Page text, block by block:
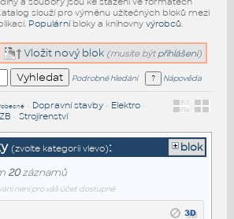
slouží pro výměnu užitečných bloků mezi
Populárníbloky a knihovny výrobců.
Vložit nový blok (musíte být přihlášeni)
Podrobné hledání Nápověda
• Dopravní stavby• Elektro•
• Strojírenství
(zvolte kategorii vlevo): blok
20záznamů
není pro váš účet dostupné